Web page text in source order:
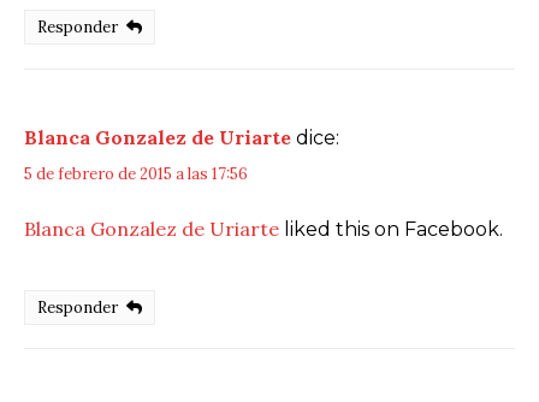
Responder
Blanca Gonzalez de Uriarte dice:
5 de febrero de 2015 a las 17:56
Blanca Gonzalez de Uriarte liked this on Facebook.
Responder